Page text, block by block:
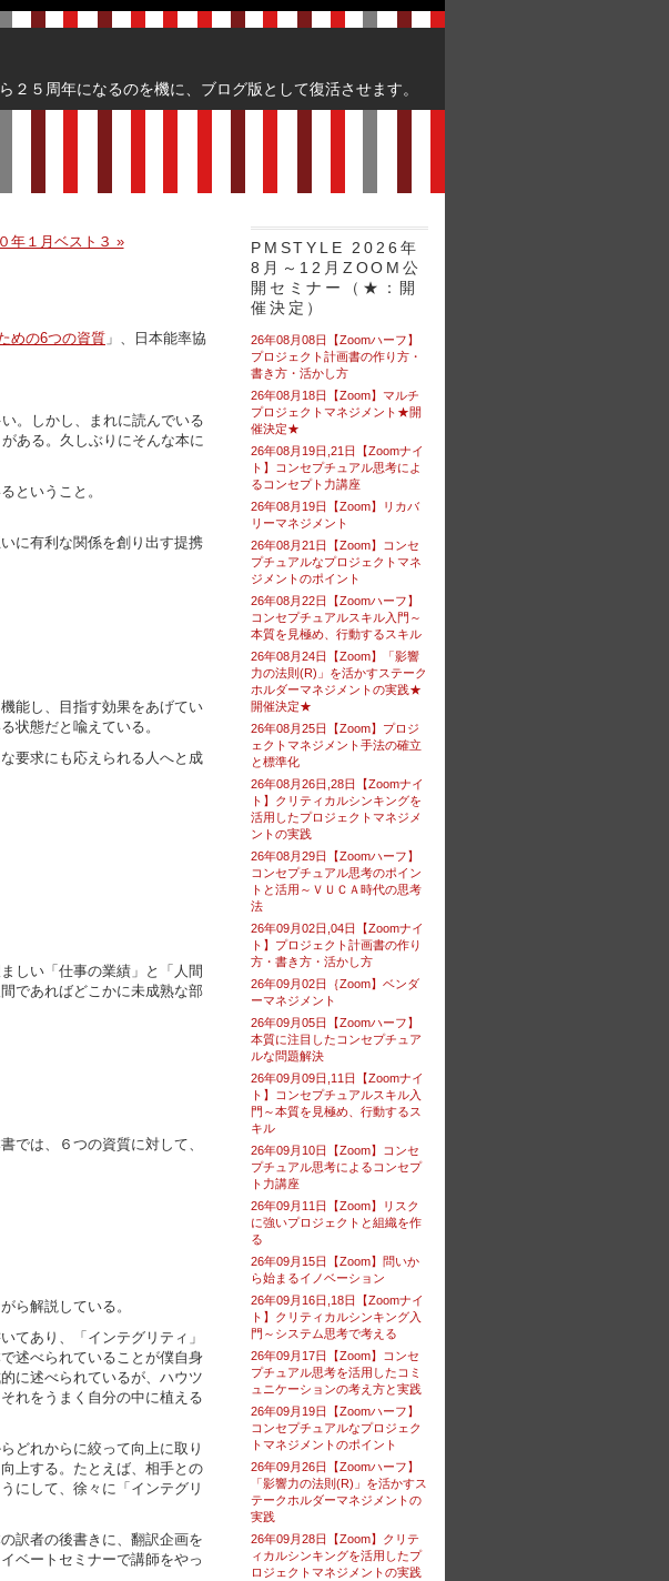
５周年になるのを機に、ブログ版として復活させます。
年１月ベスト３ »
めの6つの資質 」、日本能率協
。しかし、まれに読んでいる
ある。久しぶりにそんな本に
ということ。
に有利な関係を創り出す提携
能し、目指す効果をあげてい
状態だと喩えている。
要求にも応えられる人へと成
しい「仕事の業績」と「人間
であればどこかに未成熟な部
では、６つの資質に対して、
ら解説している。
てあり、「インテグリティ」
述べられていることが僕自身
に述べられているが、ハウツ
れをうまく自分の中に植える
どれからに絞って向上に取り
上する。たとえば、相手との
にして、徐々に「インテグリ
訳者の後書きに、翻訳企画を
ベートセミナーで講師をやっ
PMSTYLE 2026年
8月～12月ZOOM公
開セミナー（★：開
催決定）
26年08月08日【Zoomハーフ】
プロジェクト計画書の作り方・
書き方・活かし方
26年08月18日【Zoom】マルチ
プロジェクトマネジメント★開
催決定★
26年08月19日,21日【Zoomナイ
ト】コンセプチュアル思考によ
るコンセプト力講座
26年08月19日【Zoom】リカバ
リーマネジメント
26年08月21日【Zoom】コンセ
プチュアルなプロジェクトマネ
ジメントのポイント
26年08月22日【Zoomハーフ】
コンセプチュアルスキル入門～
本質を見極め、行動するスキル
26年08月24日【Zoom】「影響
力の法則(R)」を活かすステーク
ホルダーマネジメントの実践★
開催決定★
26年08月25日【Zoom】プロジ
ェクトマネジメント手法の確立
と標準化
26年08月26日,28日【Zoomナイ
ト】クリティカルシンキングを
活用したプロジェクトマネジメ
ントの実践
26年08月29日【Zoomハーフ】
コンセプチュアル思考のポイン
トと活用～ＶＵＣＡ時代の思考
法
26年09月02日,04日【Zoomナイ
ト】プロジェクト計画書の作り
方・書き方・活かし方
26年09月02日｛Zoom】ベンダ
ーマネジメント
26年09月05日【Zoomハーフ】
本質に注目したコンセプチュア
ルな問題解決
26年09月09日,11日【Zoomナイ
ト】コンセプチュアルスキル入
門～本質を見極め、行動するス
キル
26年09月10日【Zoom】コンセ
プチュアル思考によるコンセプ
ト力講座
26年09月11日【Zoom】リスク
に強いプロジェクトと組織を作
る
26年09月15日【Zoom】問いか
ら始まるイノベーション
26年09月16日,18日【Zoomナイ
ト】クリティカルシンキング入
門～システム思考で考える
26年09月17日【Zoom】コンセ
プチュアル思考を活用したコミ
ュニケーションの考え方と実践
26年09月19日【Zoomハーフ】
コンセプチュアルなプロジェク
トマネジメントのポイント
26年09月26日【Zoomハーフ】
「影響力の法則(R)」を活かすス
テークホルダーマネジメントの
実践
26年09月28日【Zoom】クリテ
ィカルシンキングを活用したプ
ロジェクトマネジメントの実践